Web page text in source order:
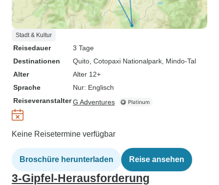
Stadt & Kultur
Reisedauer
3 Tage
Destinationen
Quito , Cotopaxi Nationalpark , Mindo-Tal
Alter
Alter 12+
Sprache
Nur: Englisch
ReiseveranstalterG Adventures
Keine Reisetermine verfügbar
Broschüre herunterladen Reise ansehen
3-Gipfel-Herausforderung